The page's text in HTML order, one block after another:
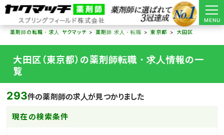
MENU
薬剤師の転職・求人 ヤクマッチ
薬剤師 求人・転職 東京都 大田区
大田区（東京都）の薬剤師転職・求人情報の一
覧
293件の薬剤師の求人が見つかりました
現在の検索条件